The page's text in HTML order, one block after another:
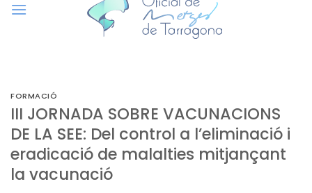
FORMACIÓ
III JORNADA SOBRE VACUNACIONS
DE LA SEE: Del control a l’eliminació i
eradicació de malalties mitjançant
la vacunació